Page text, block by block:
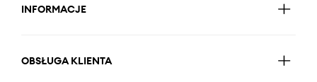
INFORMACJE
OBSŁUGA KLIENTA